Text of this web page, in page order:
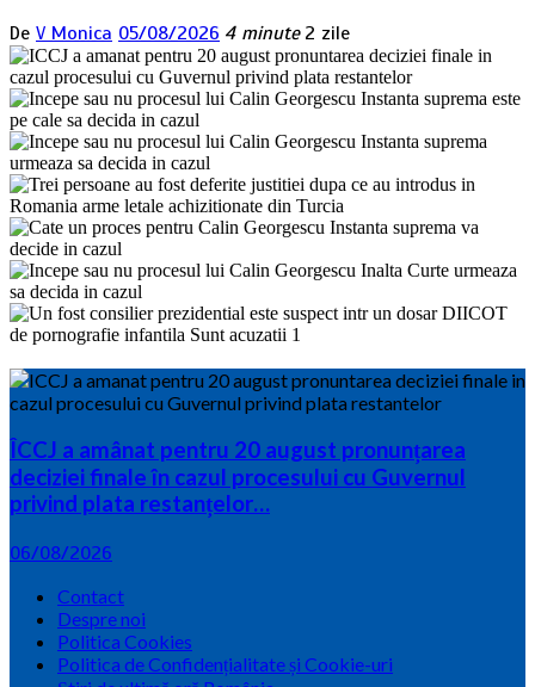
De V Monica 05/08/2026 4 minute 2 zile
ÎCCJ a amânat pentru 20 august pronunțarea
deciziei finale în cazul procesului cu Guvernul
privind plata restanțelor…
06/08/2026
Contact
Despre noi
Politica Cookies
Politica de Confidențialitate și Cookie-uri